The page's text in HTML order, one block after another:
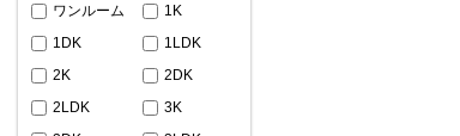
ワンルーム
1K
1DK
1LDK
2K
2DK
2LDK
3K